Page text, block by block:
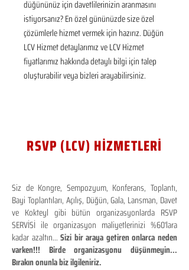
düğününüz için davetlilerinizin aranmasını
istiyorsanız? En özel gününüzde size özel
çözümlerle hizmet vermek için hazırız. Düğün
LCV Hizmet detaylarımız ve LCV Hizmet
fiyatlarımız hakkında detaylı bilgi için talep
oluşturabilir veya bizleri arayabilirsiniz.
RSVP (LCV) HİZMETLERİ
Siz de Kongre, Sempozyum, Konferans, Toplantı,
Bayi Toplantıları, Açılış, Düğün, Gala, Lansman, Davet
ve Kokteyl gibi bütün organizasyonlarda RSVP
SERVİSİ ile organizasyon maliyetlerinizi %60'lara
kadar azaltın...Sizi bir araya getiren onlarca neden
varken!!! Birde organizasyonu düşünmeyin...
Bırakın onunla biz ilgileniriz.